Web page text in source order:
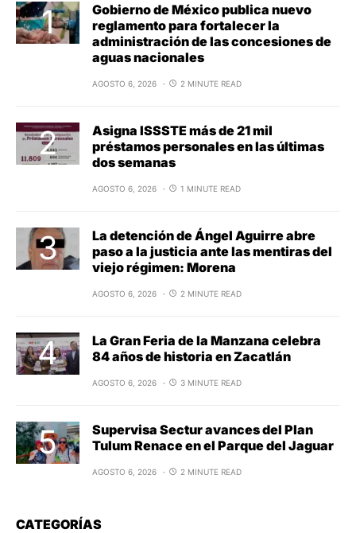
Gobierno de México publica nuevo
reglamento para fortalecer la
administración de las concesiones de
aguas nacionales
AGOSTO 6, 2026 2 MINUTE READ
Asigna ISSSTE más de 21 mil
préstamos personales en las últimas
dos semanas
AGOSTO 6, 2026 1 MINUTE READ
La detención de Ángel Aguirre abre
paso a la justicia ante las mentiras del
viejo régimen: Morena
AGOSTO 6, 2026 2 MINUTE READ
La Gran Feria de la Manzana celebra
84 años de historia en Zacatlán
AGOSTO 6, 2026 3 MINUTE READ
Supervisa Sectur avances del Plan
Tulum Renace en el Parque del Jaguar
AGOSTO 6, 2026 2 MINUTE READ
CATEGORÍAS